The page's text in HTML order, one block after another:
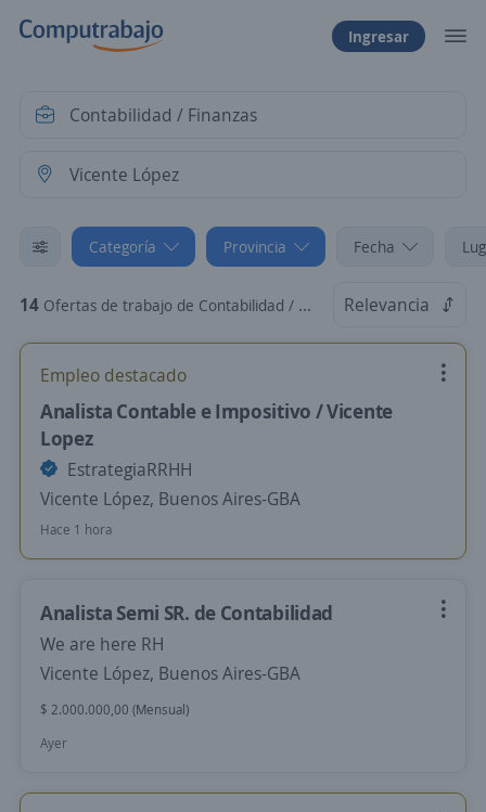
Ingresar
Categoría Provincia Fecha
14 Ofertas de trabajo de Contabilidad / Finanzas en Vicente López, Buenos Aires-GBA Relevancia
Empleo destacado
Analista Contable e Impositivo / Vicente
Lopez
EstrategiaRRHH
Vicente López, Buenos Aires-GBA
Hace 1 hora
Analista Semi SR. de Contabilidad
We are here RH
Vicente López, Buenos Aires-GBA
$ 2.000.000,00 (Mensual)
Ayer